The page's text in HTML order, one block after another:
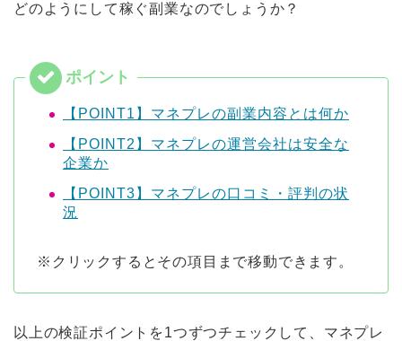
どのようにして稼ぐ副業なのでしょうか？
【POINT1】マネプレの副業内容とは何か
【POINT2】マネプレの運営会社は安全な
企業か
【POINT3】マネプレの口コミ・評判の状
況
※クリックするとその項目まで移動できます。
以上の検証ポイントを1つずつチェックして、マネプレ